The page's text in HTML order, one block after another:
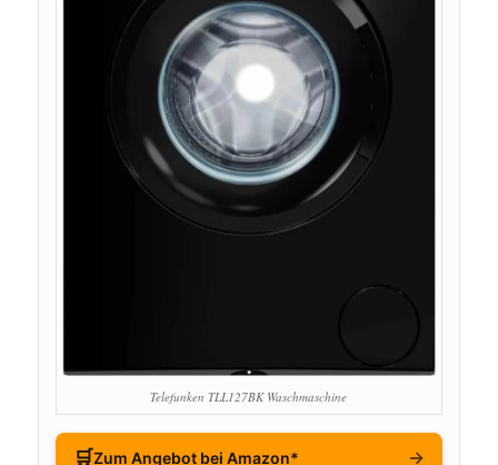
Telefunken TLL127BK Waschmaschine
🛒Zum Angebot bei Amazon* →